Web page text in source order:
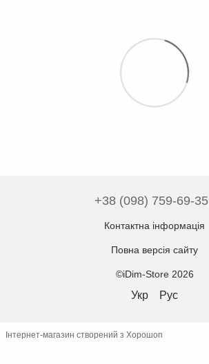
+38 (098) 759-69-35
Контактна інформація
Повна версія сайту
©iDim-Store 2026
Укр Рус
Інтернет-магазин створений з Хорошоп